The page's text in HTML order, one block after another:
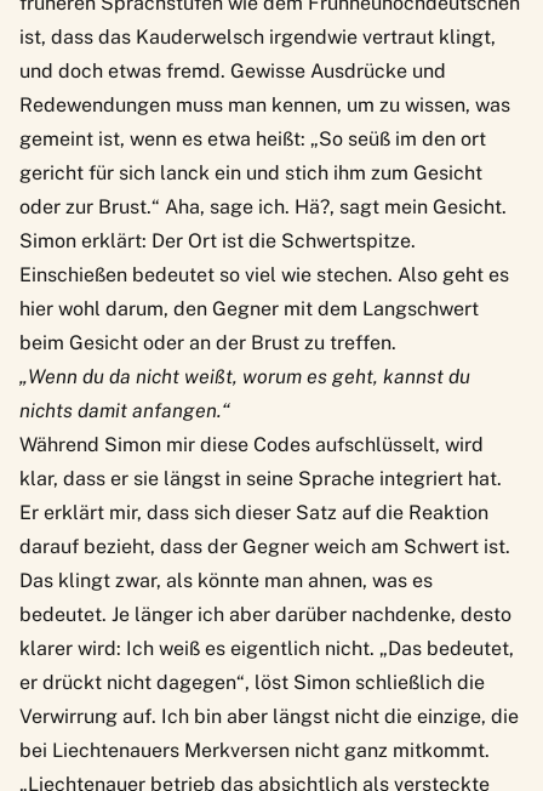
ist, dass das Kauderwelsch irgendwie vertraut klingt,
und doch etwas fremd. Gewisse Ausdrücke und
Redewendungen muss man kennen, um zu wissen, was
gemeint ist, wenn es etwa heißt: „So seüß im den ort
gericht für sich lanck ein und stich ihm zum Gesicht
oder zur Brust.“ Aha, sage ich. Hä?, sagt mein Gesicht.
Simon erklärt: Der Ort ist die Schwertspitze.
Einschießen bedeutet so viel wie stechen. Also geht es
hier wohl darum, den Gegner mit dem Langschwert
beim Gesicht oder an der Brust zu treffen.
„Wenn du da nicht weißt, worum es geht, kannst du
nichts damit anfangen.“
Während Simon mir diese Codes aufschlüsselt, wird
klar, dass er sie längst in seine Sprache integriert hat.
Er erklärt mir, dass sich dieser Satz auf die Reaktion
darauf bezieht, dass der Gegner weich am Schwert ist.
Das klingt zwar, als könnte man ahnen, was es
bedeutet. Je länger ich aber darüber nachdenke, desto
klarer wird: Ich weiß es eigentlich nicht. „Das bedeutet,
er drückt nicht dagegen“, löst Simon schließlich die
Verwirrung auf. Ich bin aber längst nicht die einzige, die
bei Liechtenauers Merkversen nicht ganz mitkommt.
„Liechtenauer betrieb das absichtlich als versteckte